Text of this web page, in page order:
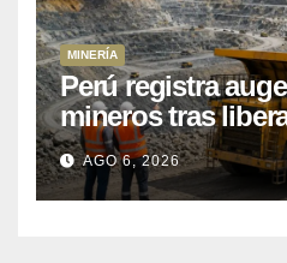
MINERÍA
Perú registra
mineros tras
de mil
cobre y oro
AGO 6, 2026